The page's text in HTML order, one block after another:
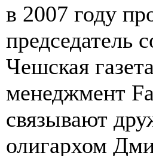
в 2007 году
председатель
Чешская
менеджмент
связывают
олигархом